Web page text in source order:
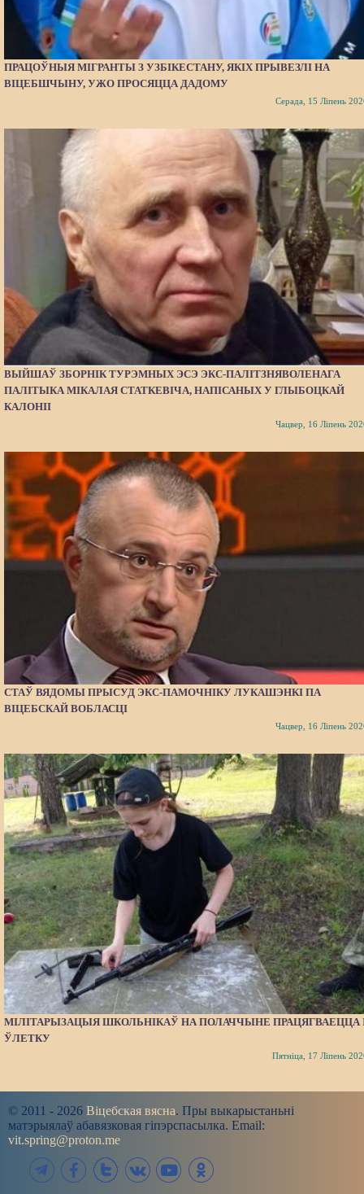
ПРАЦОЎНЫЯ МІГРАНТЫ З УЗБІКЕСТАНУ, ЯКІХ ПРЫВЕЗЛІ НА
ВІЦЕБШЧЫНУ, УЖО ПРОСЯЦЦА ДАДОМУ
Серада, 15 Ліпень
ВЫЙШАЎ ЗБОРНІК ТУРЭМНЫХ ЭСЭ ЭКС-ПАЛІТЗНЯВОЛЕНАГА
ПАЛІТЫКА МІКАЛАЯ СТАТКЕВІЧА, НАПІСАНЫХ У ГЛЫБОЦКАЙ
КАЛОНІІ
Чацвер, 16 Ліпень
СТАЎ ВЯДОМЫ ПРЫСУД ЭКС-ПАМОЧНІКУ ЛУКАШЭНКІ ПА
ВІЦЕБСКАЙ ВОБЛАСЦІ
Чацвер, 16 Ліпень
МІЛІТАРЫЗАЦЫЯ ШКОЛЬНІКАЎ НА ПОЛАЧЧЫНЕ ПРАЦЯГВАЕЦЦА
ЎЛЕТКУ
Пятніца, 17 Ліпень
© 2011 - 2026 Віцебская вясна. Пры выкарыстаньні
матэрыялаў абавязковая гіпэрспасылка. Email:
vit.spring@proton.me